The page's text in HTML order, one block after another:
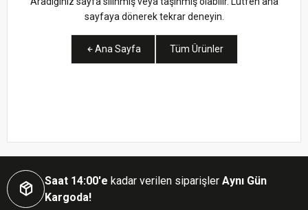
sayfaya dönerek tekrar deneyin.
Ana Sayfa Tüm Ürünler
Saat 14:00'e kadar verilen siparişler Aynı Gün
Kargoda!